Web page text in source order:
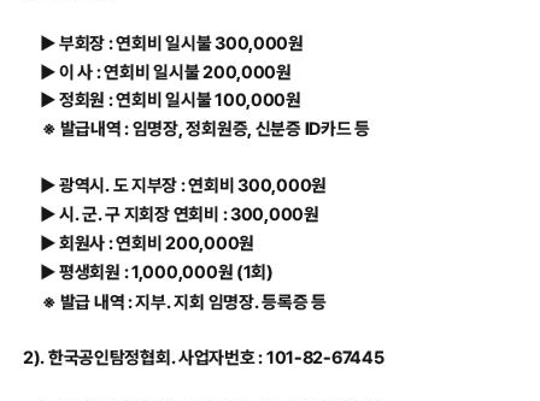
▶부회장 : 연회비 일시불 300,000원
▶이 사 : 연회비 일시불 200,000원
▶정회원 : 연회비 일시불 100,000원
※ 발급내역 : 임명장, 정회원증, 신분증 ID카드 등
▶광역시. 도 지부장 : 연회비 300,000원
▶ 시. 군. 구 지회장 연회비 : 300,000원
▶회원사 : 연회비 200,000원
▶ 평생회원 : 1,000,000원 (1회)
※ 발급 내역 : 지부. 지회 임명장. 등록증 등
2). 한국공인탐정협회. 사업자번호 : 101-82-67445